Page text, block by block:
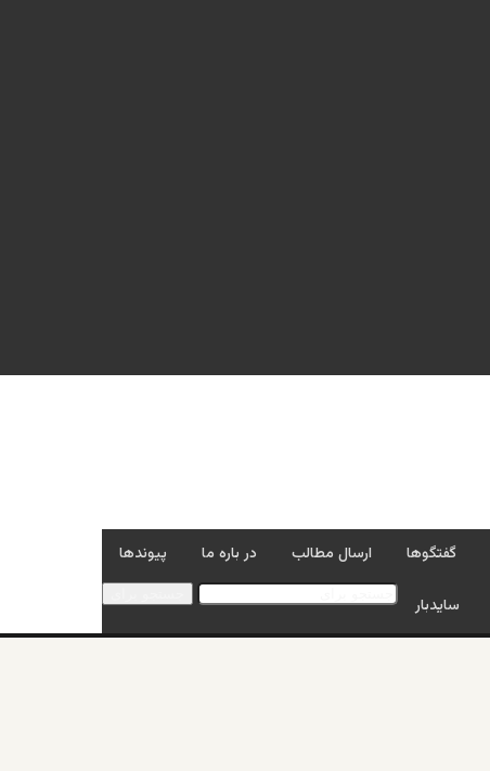
گفتگوها ارسال مطالب در باره ما پیوندها
سایدبار